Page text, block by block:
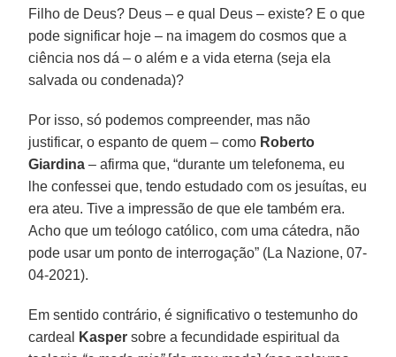
Filho de Deus? Deus – e qual Deus – existe? E o que
pode significar hoje – na imagem do cosmos que a
ciência nos dá – o além e a vida eterna (seja ela
salvada ou condenada)?
Por isso, só podemos compreender, mas não
justificar, o espanto de quem – como Roberto
Giardina – afirma que, “durante um telefonema, eu
lhe confessei que, tendo estudado com os jesuítas, eu
era ateu. Tive a impressão de que ele também era.
Acho que um teólogo católico, com uma cátedra, não
pode usar um ponto de interrogação” (La Nazione, 07-
04-2021).
Em sentido contrário, é significativo o testemunho do
cardeal
Kasper sobre a fecundidade espiritual da